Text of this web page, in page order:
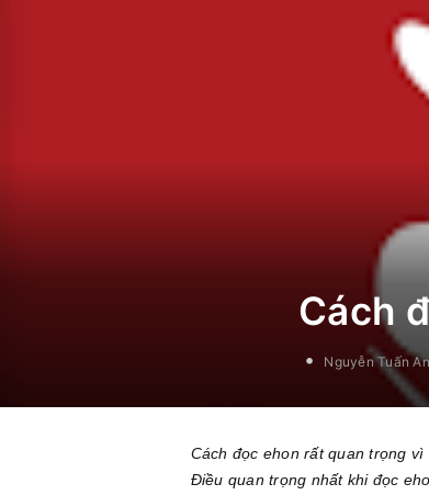
Cách
Nguyễn Tuấn
Cách đọc ehon rất quan trọng
Điều quan trọng nhất khi đọc